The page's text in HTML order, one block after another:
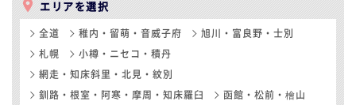
エリアを選択
全道 稚内・留萌・音威子府 旭川・富良野・士別
札幌 小樽・ニセコ・積丹
網走・知床斜里・北見・紋別
釧路・根室・阿寒・摩周・知床羅臼 函館・松前・檜山